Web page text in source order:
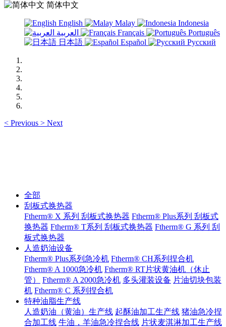
简体中文
English Malay
Indonesia
Français
Português
日本語
Español Русский
< Previous > Next
全部
刮板式换热器
Ftherm® X 系列 刮板式换热器 Ftherm® Plus系列 刮板式
换热器 Ftherm® T系列 刮板式换热器 Ftherm® G 系列 刮
板式换热器
人造奶油设备
Ftherm® Plus系列急冷机 Ftherm® CH系列捏合机
Ftherm® A 1000急冷机 Ftherm® RT片状黄油机（休止
管）
Ftherm® A 2000急冷机 多头灌装设备 片油切块包装
机 Ftherm® C 系列捏合机
特种油脂生产线
人造奶油（黄油）生产线 起酥油加工生产线 猪油急冷捏
合加工线 牛油，羊油急冷捏合线 片状麦淇淋加工生产线